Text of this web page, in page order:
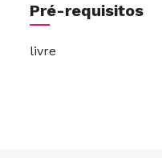
Pré-requisitos
livre